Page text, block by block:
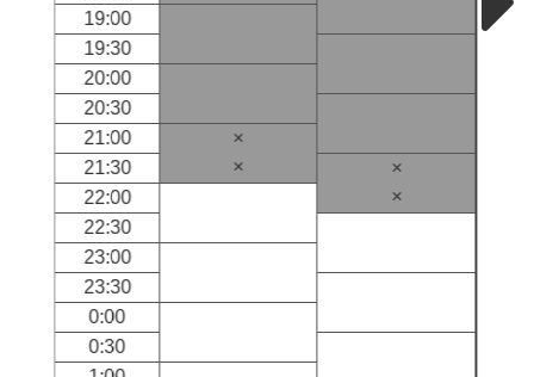
19:00
19:30
20:00
20:30
21:00
×
21:30
×
×
22:00
×
22:30
23:00
23:30
0:00
0:30